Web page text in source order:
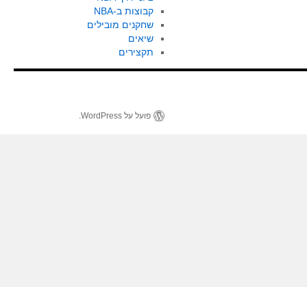
קבוצות ב-NBA
שחקנים מובילים
שיאים
תקצירים
פועל על WordPress.